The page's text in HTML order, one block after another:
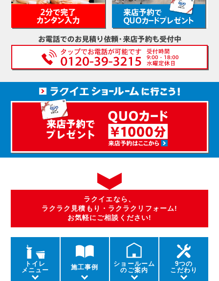
ラクイエなら、
ラクラク見積もり・ラクラクリフォーム!
お気軽にご相談ください!
トイレ
メニュー
施工事例
ショールーム
の ご案内
9つの
こだわり